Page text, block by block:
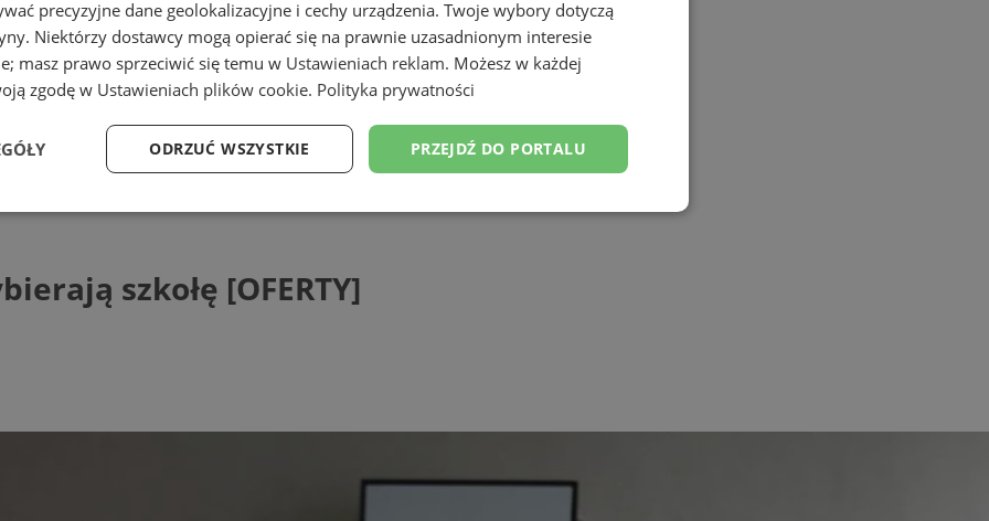
szkołę [OFERTY]
szkołę [OFERTY]
precyzyjne dane geolokalizacyjne i cechy urządzenia. Twoje wybory dotyczą
Niektórzy dostawcy mogą opierać się na prawnie uzasadnionym interesie
masz prawo sprzeciwić się temu w Ustawieniach reklam. Możesz w każdej
zgodę w Ustawieniach plików cookie. Polityka prywatności
PRZEJDŹ DO PORTALU
ODRZUĆ WSZYSTKIE
Wydajność Targetowanie Funkcjonalność Niesklasyfikowane
niezbędnych plików cookie nie można prawidłowo korzystać ze strony internetowej.